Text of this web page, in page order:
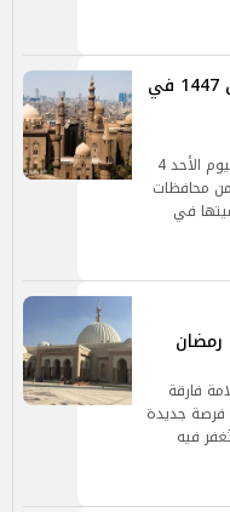
موعد أذان العصر اليوم الأحد 4 رمضان 1447 في
وبذلك نكون قد استعرضنا موعد أذان العصر اليوم الأحد 4
من محافظات
في
رمضان
فارقة
فرصة جديدة
فيه